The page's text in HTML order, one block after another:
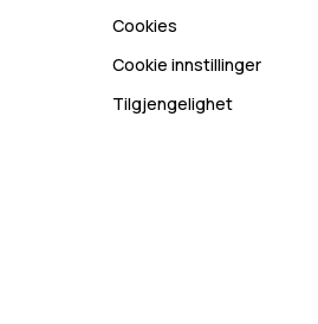
Cookies
Cookie innstillinger
Tilgjengelighet